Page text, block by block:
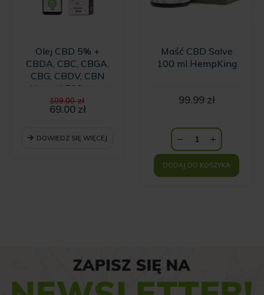
Olej CBD 5% +
CBDA, CBC, CBGA,
CBG, CBDV, CBN
Natural 500 mg -
10ml
109.00zł
cena
69.00 zł
wynosi:
DOWIEDZ SIĘ WIĘCEJ
Maść CBD Salve
100 ml HempKing
99.99 zł
DODAJ DO KOSZYKA